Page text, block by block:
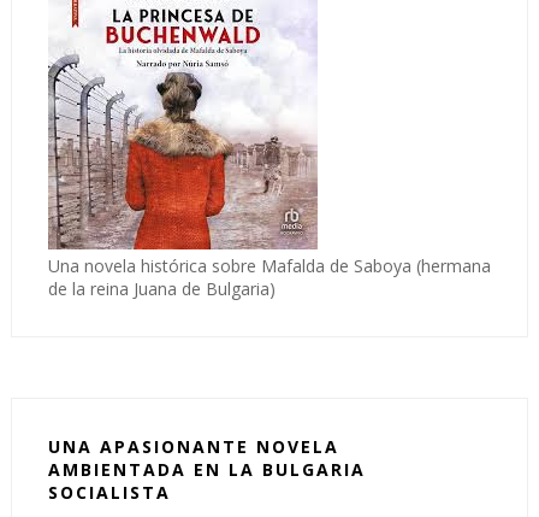
Una novela histórica sobre Mafalda de Saboya (hermana
de la reina Juana de Bulgaria)
UNA APASIONANTE NOVELA
AMBIENTADA EN LA BULGARIA
SOCIALISTA